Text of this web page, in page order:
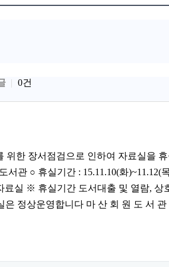
0건
한 장서점검으로 인하여 자료실을 휴
관 ○ 휴실기간 : 15.11.10(화)~11.12(
료실 ※ 휴실기간 도서대출 및 열람, 상
정상운영합니다 마 산 회 원 도 서 관